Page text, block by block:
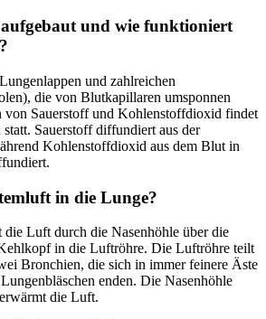
und wie funktioniert
und zahlreichen
die von Blutkapillaren umsponnen
von Sauerstoff und Kohlenstoffdioxid findet
Sauerstoff diffundiert aus der
Kohlenstoffdioxid aus dem Blut in
in die Lunge?
die Luft durch die Nasenhöhle über die
in die Luftröhre. Die Luftröhre teilt
Bronchien, die sich in immer feinere Äste
enden. Die Nasenhöhle
die Luft.